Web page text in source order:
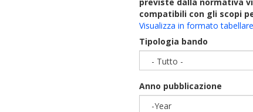
compatibili con gli scopi
Visualizza in formato tabellare
Tipologia bando
- Tutto -
Anno pubblicazione
-Year